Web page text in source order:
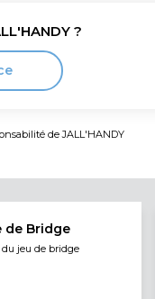
?
deJALL'HANDY
de Bridge
du jeu de bridge